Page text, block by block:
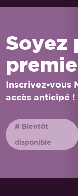
Soyez
Inscrivez-vous
accès anticipé !
# Bientôt
disponible